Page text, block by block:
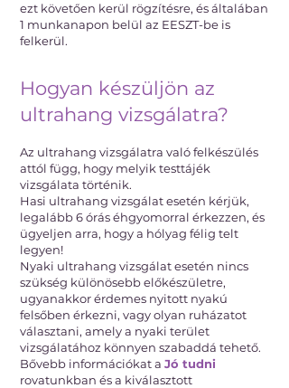
ezt követően kerül rögzítésre, és általában
1 munkanapon belül az EESZT-be is
felkerül.
Hogyan készüljön az
ultrahang vizsgálatra?
Az ultrahang vizsgálatra való felkészülés
attól függ, hogy melyik testtájék
vizsgálata történik.
Hasi ultrahang vizsgálat esetén kérjük,
legalább 6 órás éhgyomorral érkezzen, és
ügyeljen arra, hogy a hólyag félig telt
legyen!
Nyaki ultrahang vizsgálat esetén nincs
szükség különösebb előkészületre,
ugyanakkor érdemes nyitott nyakú
felsőben érkezni, vagy olyan ruházatot
választani, amely a nyaki terület
vizsgálatához könnyen szabaddá tehető.
Bővebb információkat a Jó tudni
rovatunkban és a kiválasztott